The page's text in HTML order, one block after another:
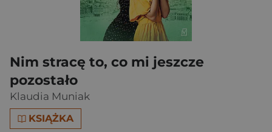
Nim stracę to, co mi jeszcze
pozostało
Klaudia Muniak
KSIĄŻKA